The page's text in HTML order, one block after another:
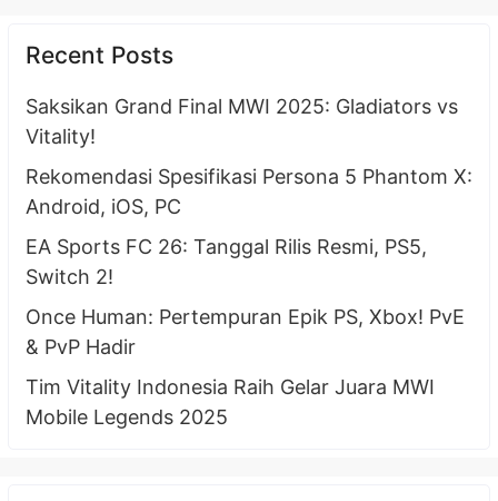
Recent Posts
Saksikan Grand Final MWI 2025: Gladiators vs
Vitality!
Rekomendasi Spesifikasi Persona 5 Phantom X:
Android, iOS, PC
EA Sports FC 26: Tanggal Rilis Resmi, PS5,
Switch 2!
Once Human: Pertempuran Epik PS, Xbox! PvE
& PvP Hadir
Tim Vitality Indonesia Raih Gelar Juara MWI
Mobile Legends 2025